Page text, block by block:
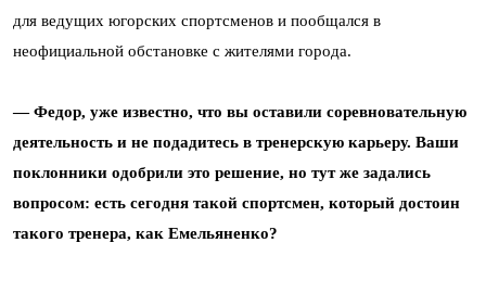
для ведущих югорских спортсменов и пообщался в
неофициальной обстановке с жителями города.
— Федор, уже известно, что вы оставили соревновательную
деятельность и не подадитесь в тренерскую карьеру. Ваши
поклонники одобрили это решение, но тут же задались
вопросом: есть сегодня такой спортсмен, который достоин
такого тренера, как Емельяненко?